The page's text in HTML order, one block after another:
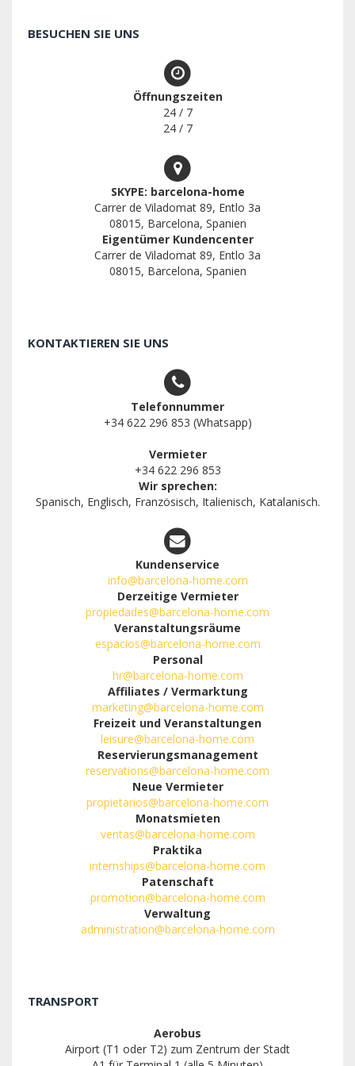
BESUCHEN SIE UNS
Öffnungszeiten
24 / 7
24 / 7
SKYPE: barcelona-home
Carrer de Viladomat 89, Entlo 3a
08015, Barcelona, Spanien
Eigentümer Kundencenter
Carrer de Viladomat 89, Entlo 3a
08015, Barcelona, Spanien
KONTAKTIEREN SIE UNS
Telefonnummer
+34 622 296 853 (Whatsapp)
Vermieter
+34 622 296 853
Wir sprechen:
Spanisch, Englisch, Französisch, Italienisch, Katalanisch.
Kundenservice
info@barcelona-home.com
Derzeitige Vermieter
propiedades@barcelona-home.com
Veranstaltungsräume
espacios@barcelona-home.com
Personal
hr@barcelona-home.com
Affiliates / Vermarktung
marketing@barcelona-home.com
Freizeit und Veranstaltungen
leisure@barcelona-home.com
Reservierungsmanagement
reservations@barcelona-home.com
Neue Vermieter
propietarios@barcelona-home.com
Monatsmieten
ventas@barcelona-home.com
Praktika
internships@barcelona-home.com
Patenschaft
promotion@barcelona-home.com
Verwaltung
administration@barcelona-home.com
TRANSPORT
Aerobus
Airport (T1 oder T2) zum Zentrum der Stadt